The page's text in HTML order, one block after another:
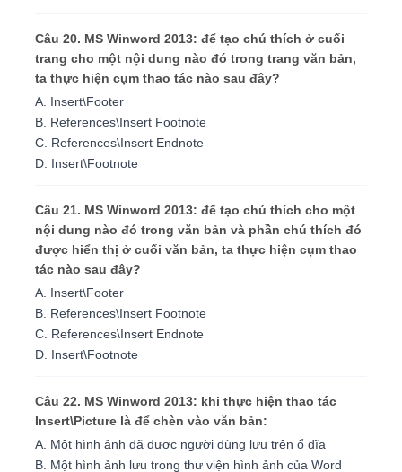
Câu 20. MS Winword 2013: để tạo chú thích ở cuối
trang cho một nội dung nào đó trong trang văn bản,
ta thực hiện cụm thao tác nào sau đây?
A. Insert\Footer
B. References\Insert Footnote
C. References\Insert Endnote
D. Insert\Footnote
Câu 21. MS Winword 2013: để tạo chú thích cho một
nội dung nào đó trong văn bản và phần chú thích đó
được hiển thị ở cuối văn bản, ta thực hiện cụm thao
tác nào sau đây?
A. Insert\Footer
B. References\Insert Footnote
C. References\Insert Endnote
D. Insert\Footnote
Câu 22. MS Winword 2013: khi thực hiện thao tác
Insert\Picture là để chèn vào văn bản:
A. Một hình ảnh đã được người dùng lưu trên ổ đĩa
B. Một hình ảnh lưu trong thư viện hình ảnh của Word